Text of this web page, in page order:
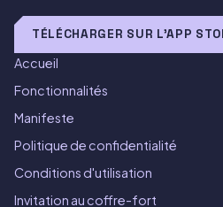
TÉLÉCHARGER SUR L'APP
Accueil
Fonctionnalités
Manifeste
Politique de confidentialité
Conditions d'utilisation
Invitation au coffre-fort